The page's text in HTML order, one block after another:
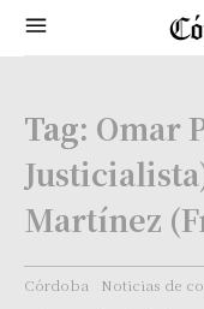
Tag: Omar
Martínez
Córdoba Noticias de